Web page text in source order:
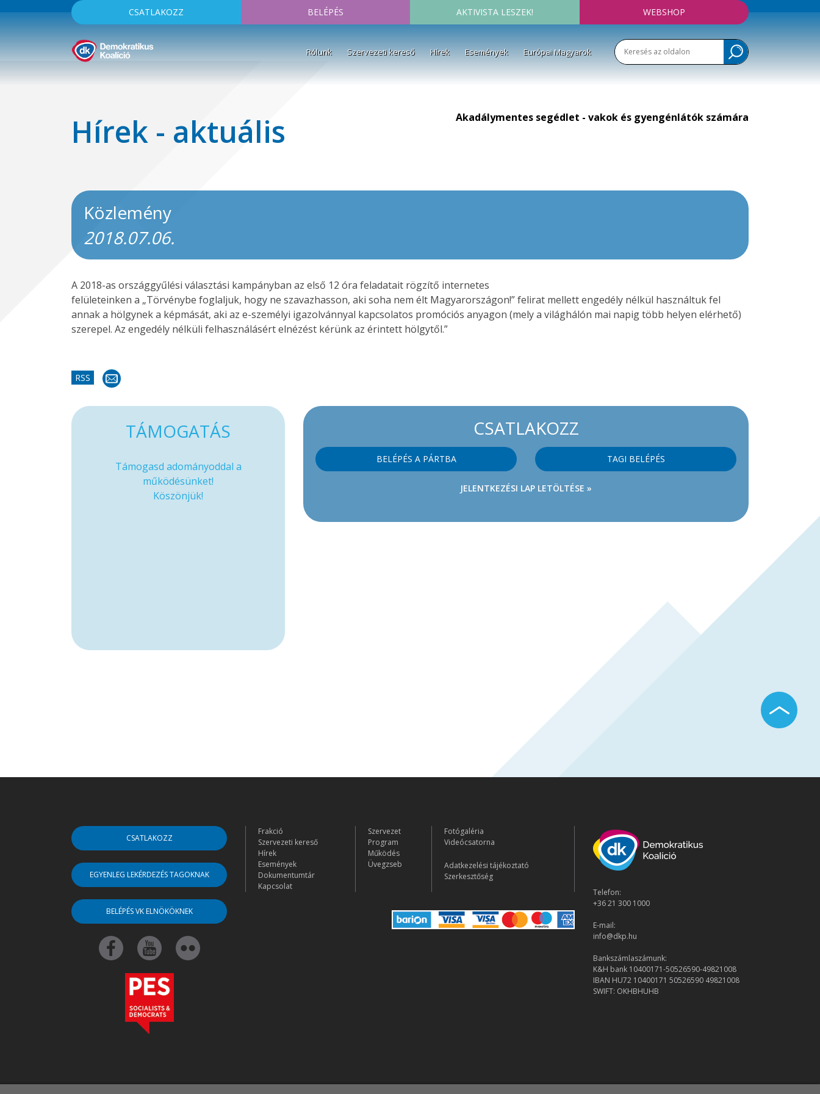
CSATLAKOZZ BELÉPÉS AKTIVISTA LESZEK! WEBSHOP
Rólunk Szervezeti kereső Hírek Események Európai Magyarok
Hírek - aktuális Akadálymentes segédlet - vakok és gyengénlátók számára
Közlemény
2018.07.06.
A 2018-as országgyűlési választási kampányban az első 12 óra feladatait rögzítő internetes
felületeinken a „Törvénybe foglaljuk, hogy ne szavazhasson, aki soha nem élt Magyarországon!” felirat mellett engedély nélkül használtuk fel
annak a hölgynek a képmását, aki az e-személyi igazolvánnyal kapcsolatos promóciós anyagon (mely a világhálón mai napig több helyen elérhető)
szerepel. Az engedély nélküli felhasználásért elnézést kérünk az érintett hölgytől.”
RSS
CSATLAKOZZ
BELÉPÉS A PÁRTBA TAGI BELÉPÉS
JELENTKEZÉSI LAP LETÖLTÉSE »
TÁMOGATÁS
Támogasd adományoddal a
működésünket!
Köszönjük!
CSATLAKOZZ
EGYENLEG LEKÉRDEZÉS TAGOKNAK
BELÉPÉS VK ELNÖKÖKNEK
Frakció
Szervezeti kereső
Hírek
Események
Dokumentumtár
Kapcsolat
Szervezet
Program
Működés
Üvegzseb
Fotógaléria
Videócsatorna
Adatkezelési tájékoztató
Szerkesztőség
Telefon:
+36 21 300 1000
E-mail:
info@dkp.hu
Bankszámlaszámunk:
K&H bank 10400171-50526590-49821008
IBAN HU72 10400171 50526590 49821008
SWIFT: OKHBHUHB